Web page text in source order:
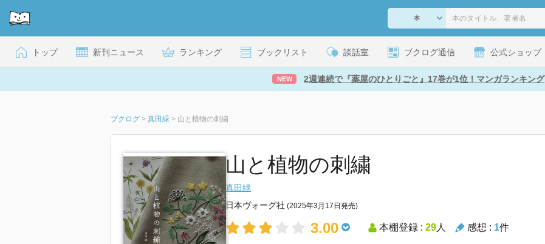
トップ 新刊ニュース ランキング ブックリスト 談話室 ブクログ通信 公式ショップ
NEW 2週連続で『薬屋のひとりごと』17巻が1位！マンガランキング
ブクログ > 真田緑 > 山と植物の刺繍
山と植物の刺繍
真田緑
日本ヴォーグ社 (2025年3月17日発売)
3.00 本棚登録 : 29人 感想 : 1件